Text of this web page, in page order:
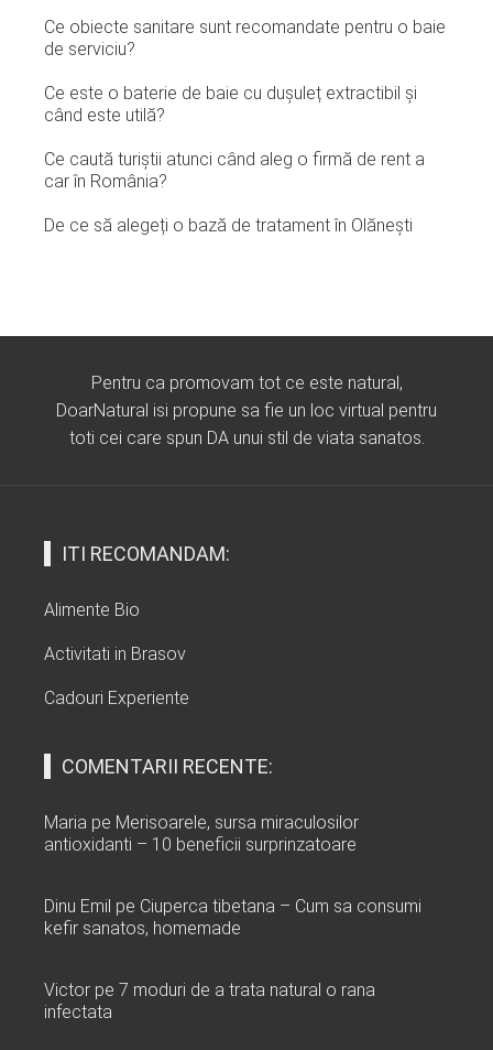
Ce obiecte sanitare sunt recomandate pentru o baie
de serviciu?
Ce este o baterie de baie cu dușuleț extractibil și
când este utilă?
Ce caută turiștii atunci când aleg o firmă de rent a
car în România?
De ce să alegeți o bază de tratament în Olănești
Pentru ca promovam tot ce este natural,
DoarNatural isi propune sa fie un loc virtual pentru
toti cei care spun DA unui stil de viata sanatos.
ITI RECOMANDAM:
Alimente Bio
Activitati in Brasov
Cadouri Experiente
COMENTARII RECENTE:
Maria pe Merisoarele, sursa miraculosilor
antioxidanti – 10 beneficii surprinzatoare
Dinu Emil pe Ciuperca tibetana – Cum sa consumi
kefir sanatos, homemade
Victor pe 7 moduri de a trata natural o rana
infectata